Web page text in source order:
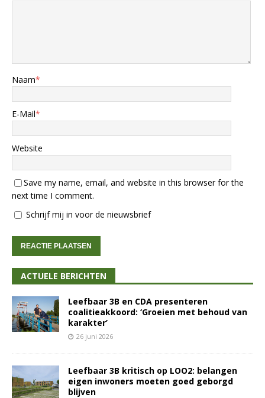
Naam*
E-Mail*
Website
Save my name, email, and website in this browser for the
next time I comment.
Schrijf mij in voor de nieuwsbrief
ACTUELE BERICHTEN
Leefbaar 3B en CDA presenteren
coalitieakkoord: ‘Groeien met behoud van
karakter’
26 juni 2026
Leefbaar 3B kritisch op LOO2: belangen
eigen inwoners moeten goed geborgd
blijven